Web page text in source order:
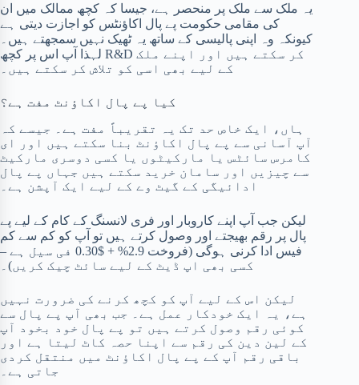
یہ ملک سے ملک پر منحصر ہے، جیسا کہ کچھ ممالک میں ان
کی مقامی حکومت پے پال اکاؤنٹس کو اجازت دیتی ہے
کیونکہ وہ اپنی پالیسی کے ساتھ یہ ٹھیک نہیں سمجھتے ہیں۔
لہذا آپ اس پر کچھ R&D کر سکتے ہیں اور اپنے ملک
کے لیے بھی اسی کو تلاش کر سکتے ہیں۔
کیا پے پال اکاؤنٹ مفت ہے؟
ہاں، ایک خاص حد تک یہ تقریباً مفت ہے۔ جیسے کہ
آپ آسانی سے پے پال اکاؤنٹ بنا سکتے ہیں اور ای
کامرس سائٹس یا مارکیٹوں یا کسی دوسری مارکیٹ
سے چیزیں اور سامان خرید سکتے ہیں جہاں پے پال
ادائیگی کے گیٹ وے کے لیے ایک آپشن ہے۔
لیکن جب آپ اپنے کاروبار اور فری لانسنگ کے کام کے لیے پے
پال پر رقم بھیجتے اور وصول کرتے ہیں تو آپ کو کم سے کم
فیس ادا کرنی ہوگی (فروخت 2.9% + $0.30 فی سیل ہے –
کسی بھی اپ ڈیٹ کے لیے سائٹ چیک کریں)۔
لیکن اس کے لیے آپ کو کچھ کرنے کی ضرورت نہیں
ہے، یہ ایک خودکار عمل ہے۔ جب بھی آپ پے پال سے
کوئی رقم وصول کرتے ہیں تو پے پال خود بخود آپ
کے لین دین کی رقم سے اپنا حصہ کاٹ لیتا ہے اور
باقی رقم آپ کے پے پال اکاؤنٹ میں منتقل کردی
جاتی ہے۔